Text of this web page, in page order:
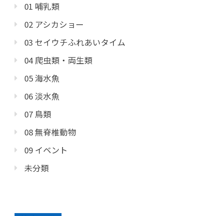
01 哺乳類
02 アシカショー
03 セイウチふれあいタイム
04 爬虫類・両生類
05 海水魚
06 淡水魚
07 鳥類
08 無脊椎動物
09 イベント
未分類